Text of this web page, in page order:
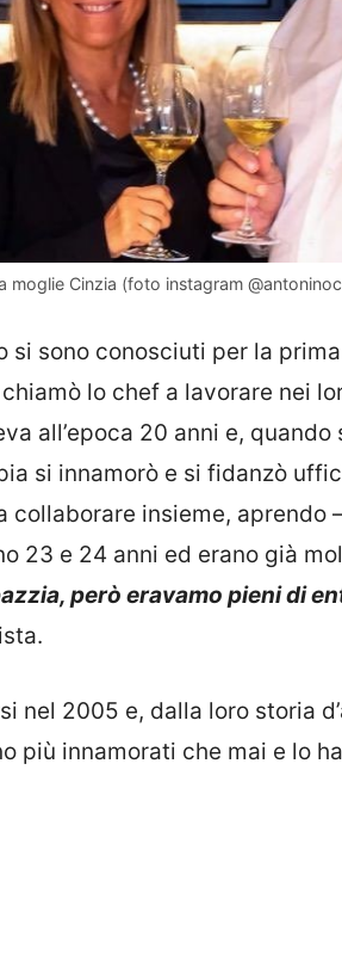
moglie Cinzia (foto instagram
si sono conosciuti per la
lo chef a lavorare nei
all’epoca 20 anni e, quando
si innamorò e si fidanzò
collaborare insieme, aprendo
23 e 24 anni ed erano già
però eravamo pieni di
nel 2005 e, dalla loro storia
più innamorati che mai e lo